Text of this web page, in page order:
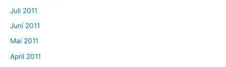
Juli 2011
Juni 2011
Mai 2011
April 2011